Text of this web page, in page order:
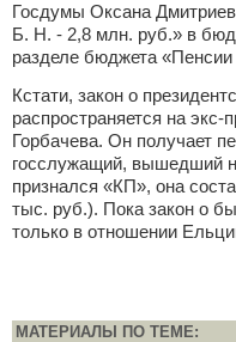
Госдумы Оксана
Б. Н. - 2,8 млн. руб.» в
разделе бюджета
Кстати, закон о
распространяется на
Горбачева. Он получает
госслужащий, вышедший
признался «КП», она
тыс. руб.). Пока закон о
только в отношении
МАТЕРИАЛЫ ПО ТЕМЕ: